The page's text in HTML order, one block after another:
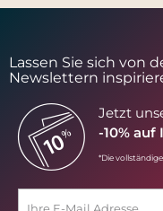
Lassen Sie sich von
Newslettern
Jetzt
-10% auf
*Die